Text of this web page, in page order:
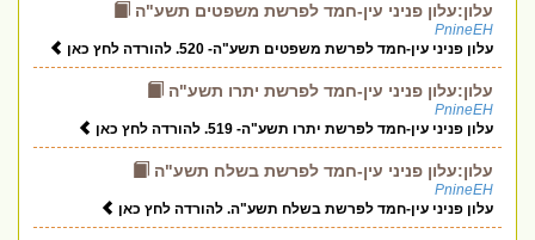
עלון:עלון פניני עין-חמד לפרשת משפטים תשע"ה
PnineEH
עלון פניני עין-חמד לפרשת משפטים תשע"ה- 520. להורדה לחץ כאן
עלון:עלון פניני עין-חמד לפרשת יתרו תשע"ה
PnineEH
עלון פניני עין-חמד לפרשת יתרו תשע"ה- 519. להורדה לחץ כאן
עלון:עלון פניני עין-חמד לפרשת בשלח תשע"ה
PnineEH
עלון פניני עין-חמד לפרשת בשלח תשע"ה. להורדה לחץ כאן